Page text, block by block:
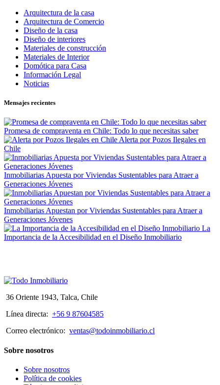
Arquitectura de la casa
Arquitectura de Comercio
Diseño de la casa
Diseño de interiores
Materiales de construcción
Materiales de Interior
Domótica para Casa
Información Legal
Noticias
Mensajes recientes
Promesa de compraventa en Chile: Todo lo que necesitas saber
Alerta por Pozos Ilegales en
Chile
Inmobiliarias Apuesta por Viviendas Sustentables para Atraer a
Generaciones Jóvenes
Inmobiliarias Apuestan por Viviendas Sustentables para Atraer a
Generaciones Jóvenes
La
Importancia de la Accesibilidad en el Diseño Inmobiliario
36 Oriente 1943, Talca, Chile
Línea directa: +56 9 87604585
Correo electrónico: ventas@todoinmobiliario.cl
Sobre nosotros
Sobre nosotros
Política de cookies